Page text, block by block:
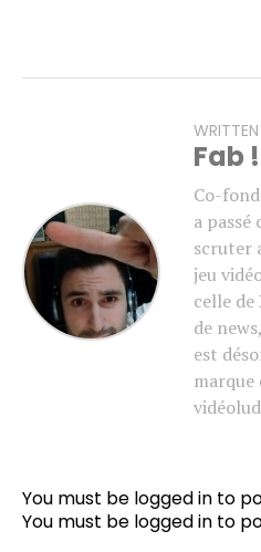
Fab !
Co-
a passé
scruter
jeu
celle
de
est
marque
You must be logged in to
You must be logged in to